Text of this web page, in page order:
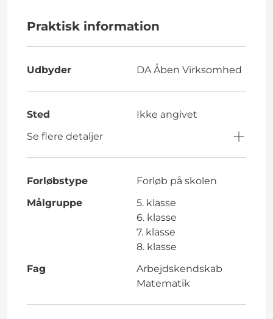
Praktisk information
Udbyder DA Åben Virksomhed
Sted
Ikke angivet
Se flere detaljer
Forløbstype
Forløb på skolen
Målgruppe
5. klasse
6. klasse
7. klasse
8. klasse
Fag
Arbejdskendskab
Matematik